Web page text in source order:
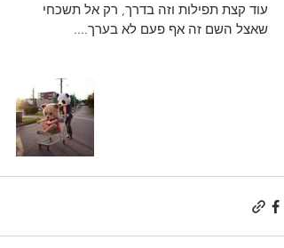
עוד קצת תפילות וזה בדרך, רק אל תשכחי
שאצל השם זה אף פעם לא בערך....